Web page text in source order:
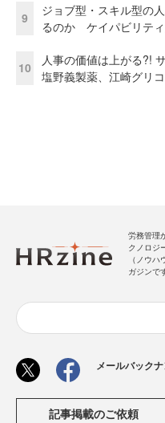
9
ジョブ型・スキル型の
るのか ケイパビリテ
10
人事の価値は上がる?!
塩野義製薬、江崎グリ
労務管理
クノロジ
（ノウ
ガジンで
メールバック
記事掲載のご依頼